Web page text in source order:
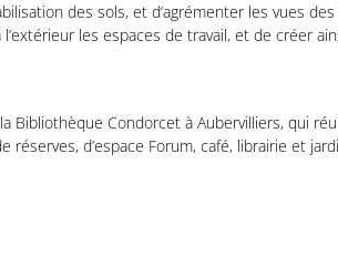
des sols, et d’agrémenter les vues
les espaces de travail, et de créer
Bibliothèque Condorcet à Aubervilliers, qui
réserves, d’espace Forum, café, librairie et